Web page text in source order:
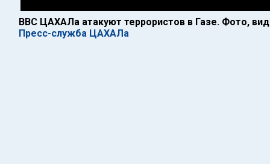
ВВС ЦАХАЛа атакуют террористов в Газе. Фото,
Пресс-служба ЦАХАЛа